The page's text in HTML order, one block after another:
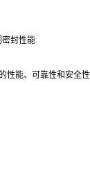
密封性能
性能、可靠性和安全性